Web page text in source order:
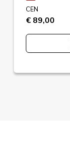
CEN
€ 89,00